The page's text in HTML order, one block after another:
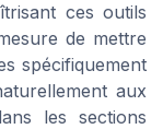
ces outils
de mettre
spécifiquement
aux
les sections